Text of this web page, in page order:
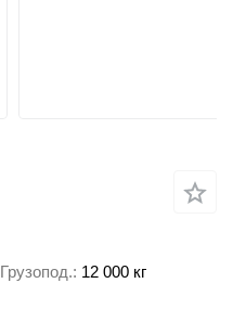
Грузопод. 12 000 кг